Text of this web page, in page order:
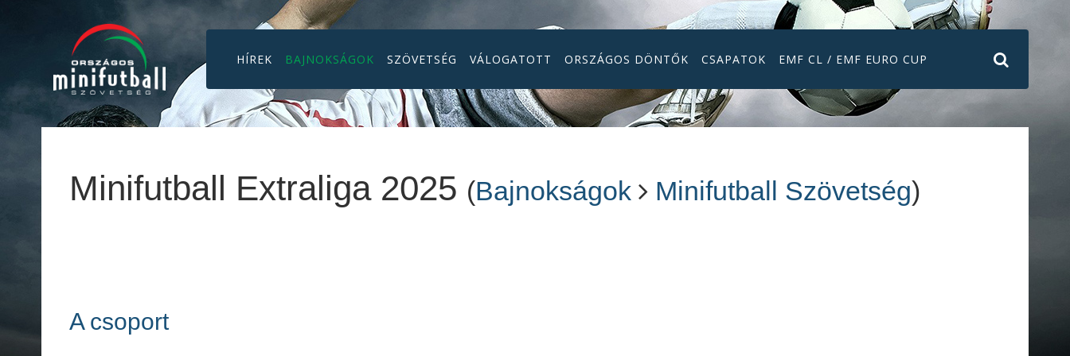
HÍREK BAJNOKSÁGOK SZÖVETSÉG VÁLOGATOTT ORSZÁGOS DÖNTŐK CSAPATOK EMF CL / EMF EURO CUP
Minifutball Extraliga 2025 (Bajnokságok Minifutball Szövetség)
A csoport